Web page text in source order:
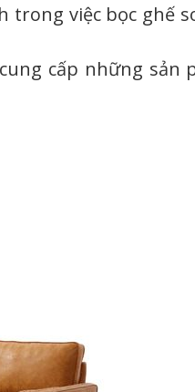
việc bọc ghế
cấp những sản